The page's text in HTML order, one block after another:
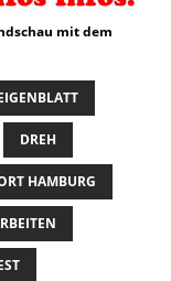
mit dem
DREH
HAMBURG